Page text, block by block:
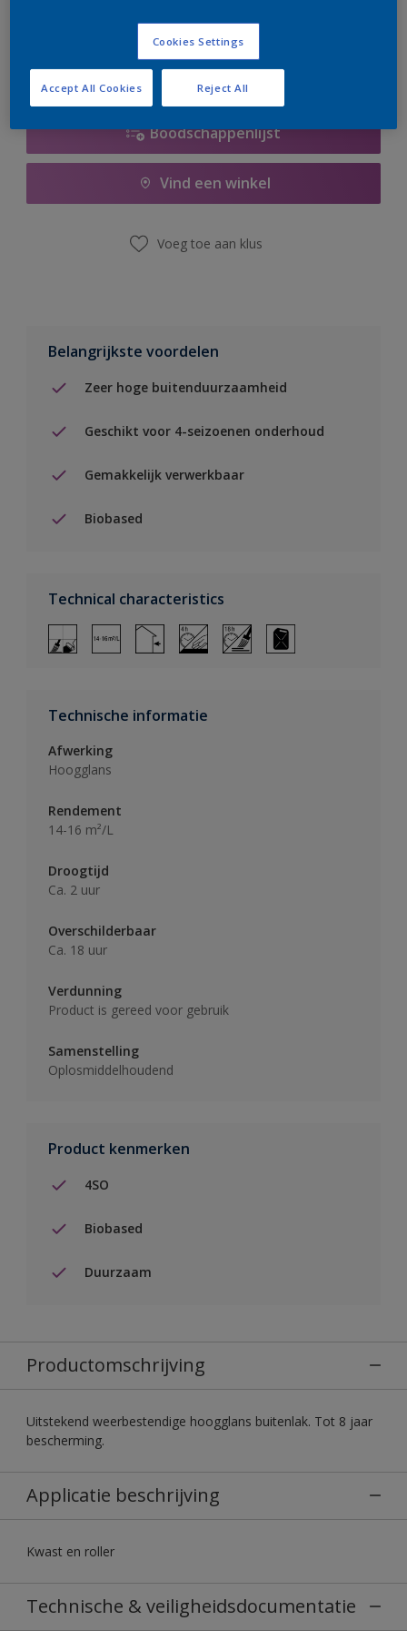
Boodschappenlijst
Vind een winkel
Voeg toe aan klus
Belangrijkste voordelen
Zeer hoge buitenduurzaamheid
Geschikt voor 4-seizoenen onderhoud
Gemakkelijk verwerkbaar
Biobased
Technical characteristics
Technische informatie
Afwerking
Hoogglans
Rendement
14-16 m²/L
Droogtijd
Ca. 2 uur
Overschilderbaar
Ca. 18 uur
Verdunning
Product is gereed voor gebruik
Samenstelling
Oplosmiddelhoudend
Product kenmerken
4SO
Biobased
Duurzaam
Productomschrijving
Uitstekend weerbestendige hoogglans buitenlak. Tot 8 jaar
bescherming.
Applicatie beschrijving
Kwast en roller
Technische & veiligheidsdocumentatie
Cookies Settings
Reject All
Accept All Cookies